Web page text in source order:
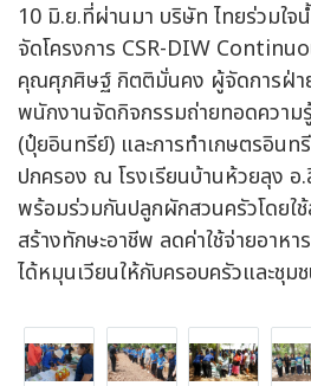
10 มิ.ย.ที่ผ่านมา บริษัท ไทยร่วมใจ
จัดโครงการ CSR-DIW
คุณศุภศิษฐ์ กิตติมั่นคง ผู้จัดการฝ่
พนักงานจัดกิจกรรมถ่ายทอดความ
(ปุ๋ยอินทรีย์) และการทำเกษตรอิน
ปกครอง ณ โรงเรียนบ้านห้วยลุง อ
พร้อมร่วมกันปลูกผักสวนครัวโดยใ
สร้างทักษะอาชีพ ลดค่าใช้จ่ายอาหา
ได้หมุนเวียนให้กับครอบครัวและชุม